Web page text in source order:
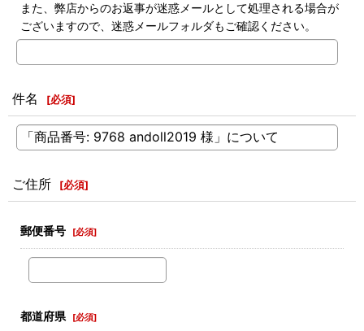
また、弊店からのお返事が迷惑メールとして処理される場合が
ございますので、迷惑メールフォルダもご確認ください。
件名 [必須]
ご住所 [必須]
郵便番号 [必須]
都道府県 [必須]